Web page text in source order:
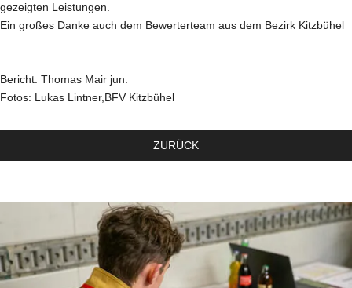
gezeigten Leistungen.
Ein großes Danke auch dem Bewerterteam aus dem Bezirk Kitzbühel
Bericht: Thomas Mair jun.
Fotos: Lukas Lintner,BFV Kitzbühel
ZURÜCK